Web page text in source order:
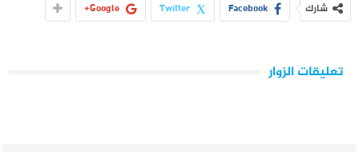
شارك Facebook
Twitter
Google+
تعليقات الزوار